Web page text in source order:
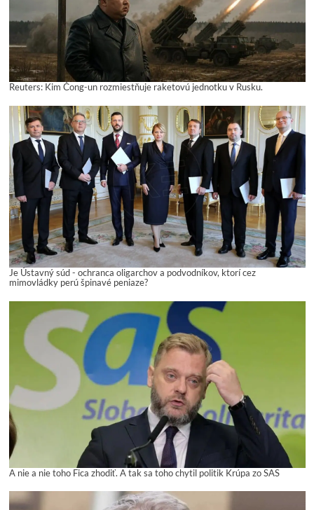
Reuters: Kim Čong-un rozmiestňuje raketovú jednotku v Rusku.
Je Ústavný súd - ochranca oligarchov a podvodníkov, ktorí cez
mimovládky perú špinavé peniaze?
A nie a nie toho Fica zhodiť. A tak sa toho chytil politik Krúpa zo SAS